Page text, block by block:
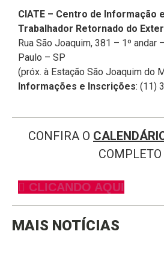
CIATE – Centro de Informação
Trabalhador Retornado do
Rua São Joaquim, 381 – 1º andar
Paulo – SP
(próx. à Estação São Joaquim do
Informações e Inscrições: (11)
CONFIRA O
COMPLETO
CLICANDO AQUI
MAIS NOTÍCIAS